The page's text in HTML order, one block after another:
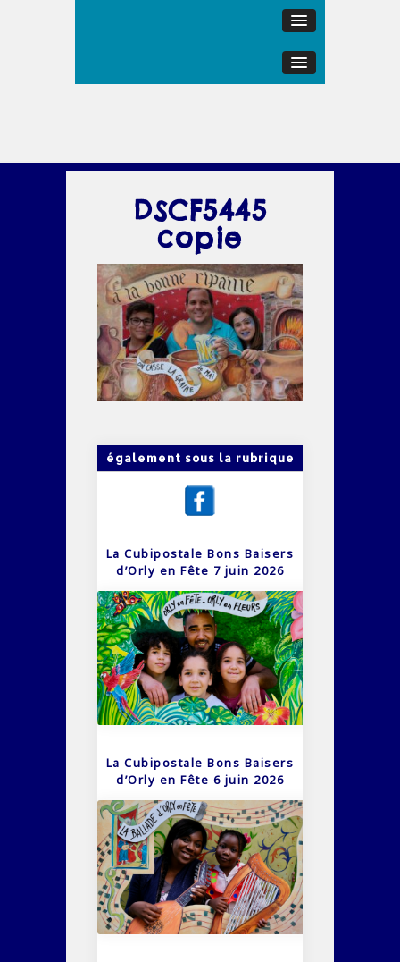
DSCF5445
copie
également sous la rubrique
La Cubipostale Bons Baisers
d’Orly en Fête 7 juin 2026
La Cubipostale Bons Baisers
d’Orly en Fête 6 juin 2026